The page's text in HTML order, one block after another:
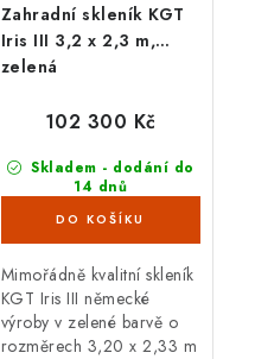
Zahradní skleník KGT
Iris III 3,2 x 2,3 m,
zelená
Skladem - dodání do
14 dnů
102 300 Kč
Mimořádně kvalitní skleník
KGT Iris III německé
výroby v zelené barvě o
rozměrech 3,20 x 2,33 m